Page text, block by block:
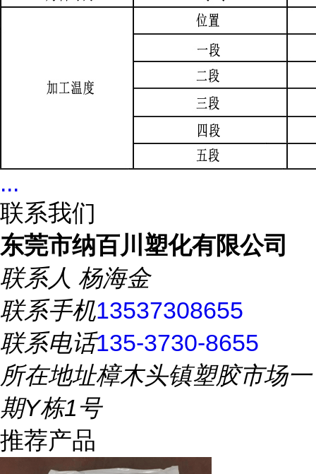
...
联系我们
东莞市纳百川塑化有限公司
联系人 杨海金
联系手机13537308655
联系电话135-3730-8655
所在地址樟木头镇塑胶市场一
期Y栋1号
推荐产品